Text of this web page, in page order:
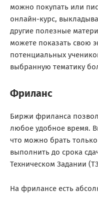
можно покупать или
онлайн-курс,
другие полезные
можете показать свою
потенциальных
выбранную тематику
Фриланс
Биржи фриланса
любое удобное время.
что можно брать
выполнить до срока
Техническом Задании
На фрилансе есть